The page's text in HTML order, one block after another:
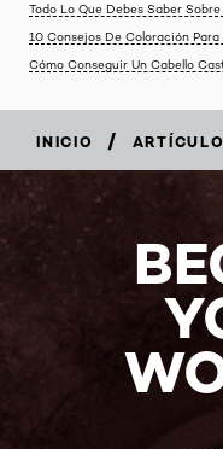
Todo Lo Que Debes Saber
10 Consejos De Coloración Para
Cómo Conseguir Un Cabello
INICIO /